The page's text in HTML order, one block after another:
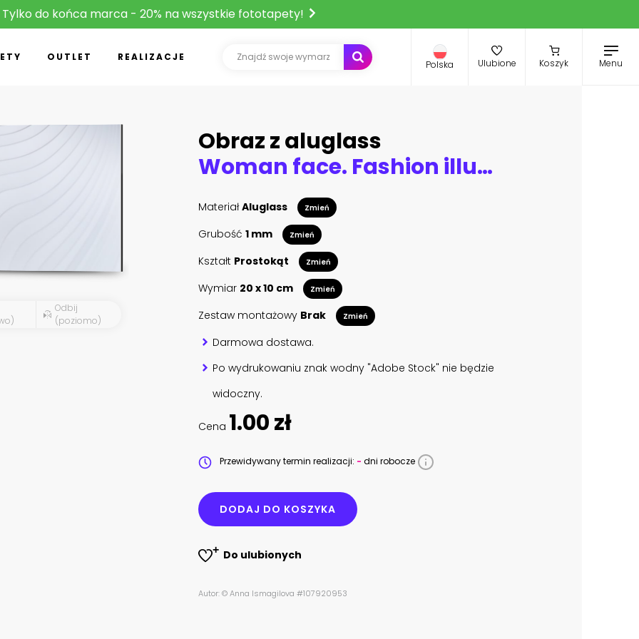
Tylko do końca marca - 20% na wszystkie fototapety!
OUTLET REALIZACJE
Polska Ulubione Koszyk Menu
Odbij
(poziomo)
Obraz z aluglass
Woman face. Fashion illustration
MateriałAluglass Zmień
Grubość 1 mm Zmień
Kształt Prostokąt Zmień
Wymiar 20 x 10 cm Zmień
Zestaw montażowy Brak Zmień
Darmowa dostawa.
Po wydrukowaniu znak wodny "Adobe Stock" nie będzie
widoczny.
Cena 1.00 zł
Przewidywany termin realizacji: - dni robocze
DODAJ DO KOSZYKA
Do ulubionych
Autor: © Anna Ismagilova #107920953